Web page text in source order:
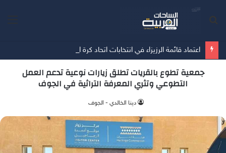
اعتماد قائمة الرزيزاء في انتخابات اتحاد كرة القدم
جمعية تطوع بالقريات تطلق زيارات نوعية تدعم العمل
التطوعي وتثري المعرفة التراثية في الجوف
دينا الخالدي - الجوف